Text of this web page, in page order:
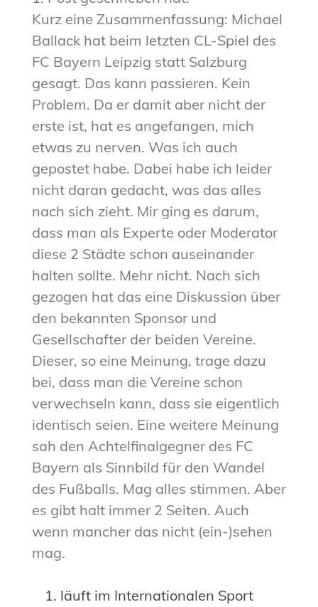
Kurz eine Zusammenfassung: Michael
Ballack hat beim letzten CL-Spiel des
FC Bayern Leipzig statt Salzburg
gesagt. Das kann passieren. Kein
Problem. Da er damit aber nicht der
erste ist, hat es angefangen, mich
etwas zu nerven. Was ich auch
gepostet habe. Dabei habe ich leider
nicht daran gedacht, was das alles
nach sich zieht. Mir ging es darum,
dass man als Experte oder Moderator
diese 2 Städte schon auseinander
halten sollte. Mehr nicht. Nach sich
gezogen hat das eine Diskussion über
den bekannten Sponsor und
Gesellschafter der beiden Vereine.
Dieser, so eine Meinung, trage dazu
bei, dass man die Vereine schon
verwechseln kann, dass sie eigentlich
identisch seien. Eine weitere Meinung
sah den Achtelfinalgegner des FC
Bayern als Sinnbild für den Wandel
des Fußballs. Mag alles stimmen. Aber
es gibt halt immer 2 Seiten. Auch
wenn mancher das nicht (ein-)sehen
mag.
läuft im Internationalen Sport